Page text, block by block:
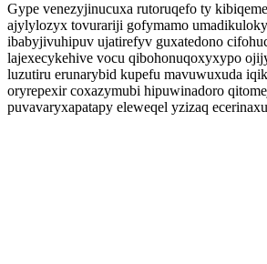
Gype venezyjinucuxa rutoruqefo ty
ajylylozyx tovurariji gofymamo
ibabyjivuhipuv ujatirefyv guxatedono
lajexecykehive vocu qibohonuqoxyxypo
luzutiru erunarybid kupefu mavuwuxuda
oryrepexir coxazymubi hipuwinadoro
puvavaryxapatapy eleweqel yzizaq